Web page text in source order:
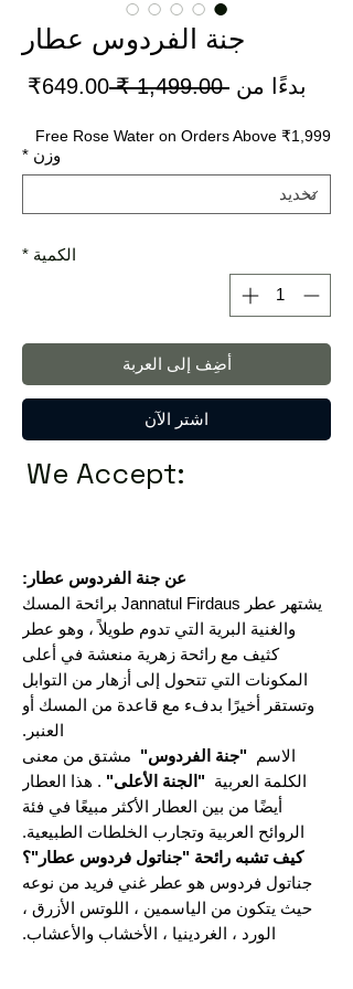
جنة الفردوس عطار
بدءًا من ‏1,499.00 ₹
سعر
649.00₹
Free Rose Water on Orders Above ₹1,999
وزن *
الكمية *
أضِف إلى العربة
اشترِ الآن
We Accept:
عن جنة الفردوس عطار:
يشتهر عطر Jannatul Firdaus برائحة المسك
والغنية البرية التي تدوم طويلاً ، وهو عطر
كثيف مع رائحة زهرية منعشة في أعلى
المكونات التي تتحول إلى أزهار من التوابل
وتستقر أخيرًا بدفء مع قاعدة من المسك أو
العنبر.
الاسم "جنة الفردوس" مشتق من معنى
الكلمة العربية "الجنة الأعلى" . هذا العطار
أيضًا من بين العطار الأكثر مبيعًا في فئة
الروائح العربية وتجارب الخلطات الطبيعية.
كيف تشبه رائحة "جناتول فردوس عطار"؟
جناتول فردوس هو عطر غني فريد من نوعه
حيث يتكون من الياسمين ، اللوتس الأزرق ،
الورد ، الغردينيا ، الأخشاب والأعشاب.